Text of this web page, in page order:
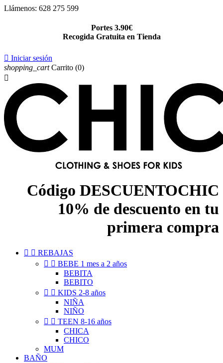
Llámenos: 628 275 599
Portes 3.90€
Recogida Gratuita en Tienda
 Iniciar sesión
shopping_cart Carrito (0)

Código DESCUENTOCHIC
10% de descuento en tu
primera compra
  REBAJAS
  BEBE 1 mes a 2 años
BEBITA
BEBITO
  KIDS 2-8 años
NIÑA
NIÑO
  TEEN 8-16 años
CHICA
CHICO
MUM
BAÑO